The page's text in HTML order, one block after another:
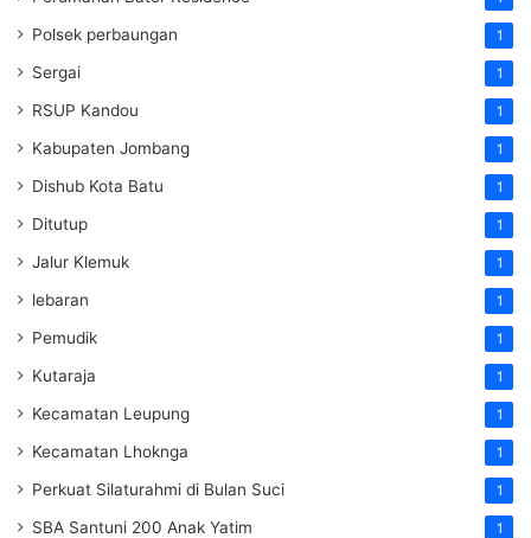
Polsek perbaungan 1
Sergai 1
RSUP Kandou 1
Kabupaten Jombang 1
Dishub Kota Batu 1
Ditutup 1
Jalur Klemuk 1
lebaran 1
Pemudik 1
Kutaraja 1
Kecamatan Leupung 1
Kecamatan Lhoknga 1
Perkuat Silaturahmi di Bulan Suci 1
SBA Santuni 200 Anak Yatim 1